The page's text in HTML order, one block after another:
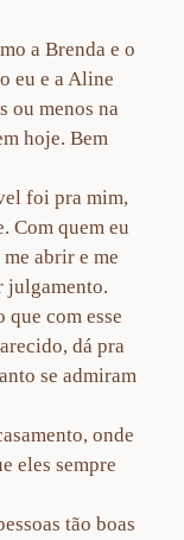
a Brenda e o
eu e a Aline
ou menos na
hoje. Bem
foi pra mim,
Com quem eu
abrir e me
julgamento.
que com esse
dá pra
se admiram
onde
eles sempre
tão boas